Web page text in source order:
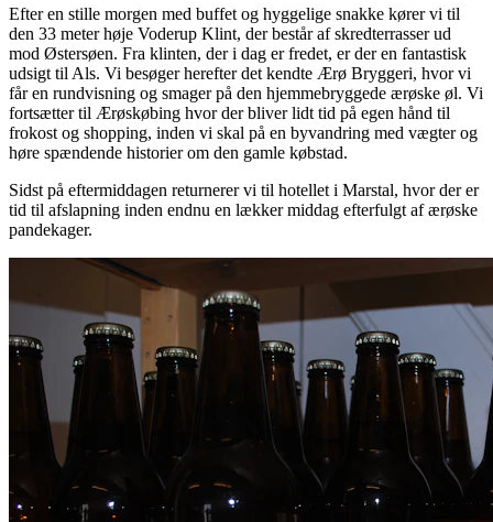
Efter en stille morgen med buffet og hyggelige snakke kører vi til
den 33 meter høje Voderup Klint, der består af skredterrasser ud
mod Østersøen. Fra klinten, der i dag er fredet, er der en fantastisk
udsigt til Als. Vi besøger herefter det kendte Ærø Bryggeri, hvor vi
får en rundvisning og smager på den hjemmebryggede ærøske øl. Vi
fortsætter til Ærøskøbing hvor der bliver lidt tid på egen hånd til
frokost og shopping, inden vi skal på en byvandring med vægter og
høre spændende historier om den gamle købstad.
Sidst på eftermiddagen returnerer vi til hotellet i Marstal, hvor der er
tid til afslapning inden endnu en lækker middag efterfulgt af ærøske
pandekager.